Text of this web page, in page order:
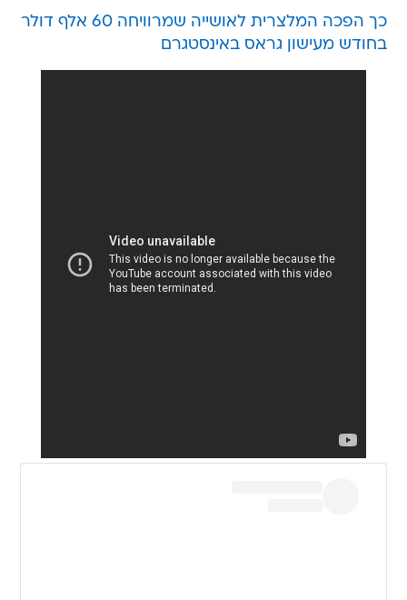
כך הפכה המלצרית לאושייה שמרוויחה 60 אלף דולר
בחודש מעישון גראס באינסטגרם